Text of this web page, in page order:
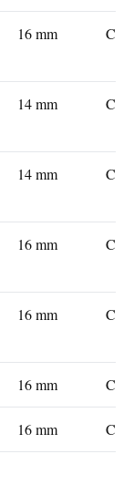
16 mm
14 mm
14 mm
16 mm
16 mm
16 mm
16 mm